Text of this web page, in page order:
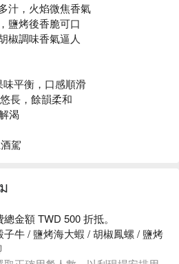
汁，火焰微焦香氣
鹽烤後香脆可口
椒調味香氣逼人
味平衡，口感順滑
長，餘韻柔和
渴
駕
金額 TWD 500 折抵。
牛 / 鹽烤海大蝦 / 胡椒鳳螺 / 鹽烤